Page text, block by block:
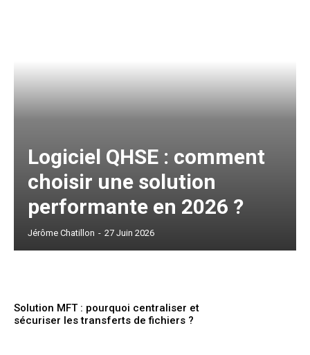
Logiciel QHSE : comment
choisir une solution
performante en 2026 ?
Jérôme Chatillon - 27 Juin 2026
Solution MFT : pourquoi centraliser et
sécuriser les transferts de fichiers ?